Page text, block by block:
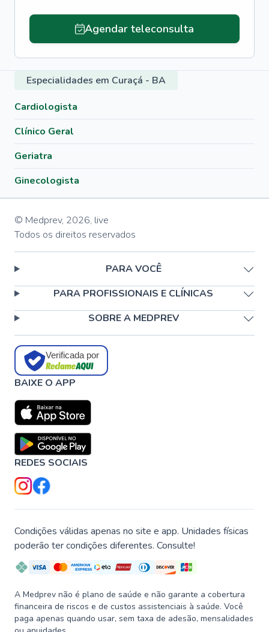
Agendar teleconsulta
Especialidades em Curaçá - BA
Cardiologista
Clínico Geral
Geriatra
Ginecologista
© Medprev, 2026, live
Todos os direitos reservados
PARA VOCÊ
PARA PROFISSIONAIS E CLÍNICAS
SOBRE A MEDPREV
Verificada por
BAIXE O APP
REDES SOCIAIS
Condições válidas apenas no site e app. Unidades físicas
poderão ter condições diferentes. Consulte!
A Medprev não é plano de saúde e não garante a cobertura
financeira de riscos e de custos assistenciais à saúde. Você
paga apenas quando usar, sem taxa de adesão, mensalidades